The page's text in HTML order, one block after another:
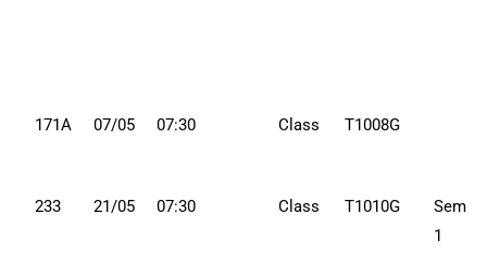
171A 07/05 07:30 Class T1008G
233 21/05 07:30 Class T1010G
Sem
1